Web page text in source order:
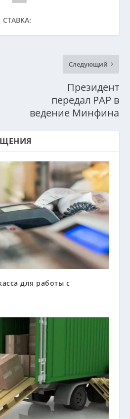
СТАВКА:
Следующий
Президент
передал РАР в
ведение Минфина
для работы с